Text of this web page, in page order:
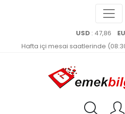
USD : 47,86
Hafta içi mesai saatlerinde